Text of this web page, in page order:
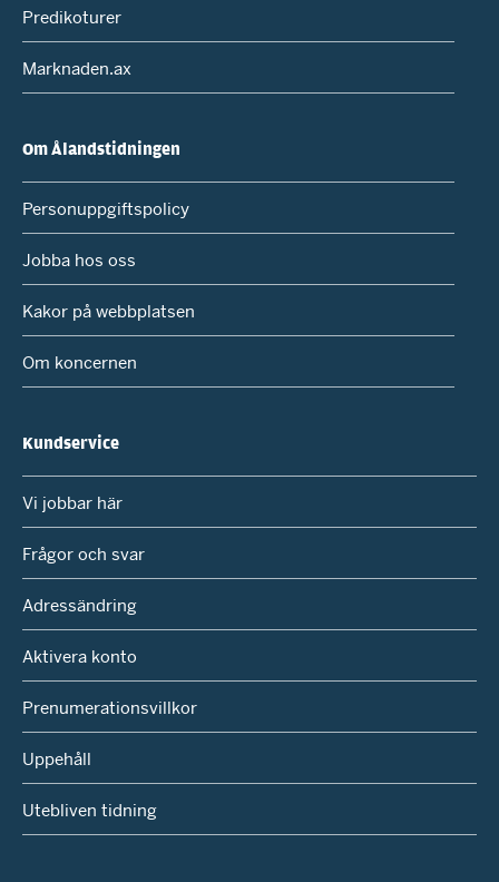
Predikoturer
Marknaden.ax
Om Ålandstidningen
Personuppgiftspolicy
Jobba hos oss
Kakor på webbplatsen
Om koncernen
Kundservice
Vi jobbar här
Frågor och svar
Adressändring
Aktivera konto
Prenumerationsvillkor
Uppehåll
Utebliven tidning